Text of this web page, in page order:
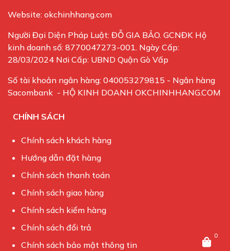
Website: okchinhhang.com
Người Đại Diện Pháp Luật: ĐỖ GIA BẢO. GCNĐK Hộ
kinh doanh số: 8770047273-001. Ngày Cấp:
28/03/2024 Nơi Cấp: UBND Quận Gò Vấp
Số tài khoản ngân hàng: 040053279815 - Ngân hàng
Sacombank - HỘ KINH DOANH OKCHINHHANG.COM
CHÍNH SÁCH
Chính sách khách hàng
Hướng dẫn đặt hàng
Chính sách thanh toán
Chính sách giao hàng
Chính sách kiểm hàng
Chính sách đổi trả
Chính sách bảo mật thông tin
0